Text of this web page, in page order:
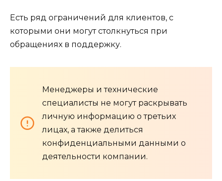
Есть ряд ограничений для клиентов, с
которыми они могут столкнуться при
обращениях в поддержку.
Менеджеры и технические
специалисты не могут раскрывать
личную информацию о третьих
лицах, а также делиться
конфиденциальными данными о
деятельности компании.